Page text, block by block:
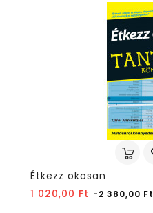
Étkezz okosan
1 020,00 Ft Normál
-2 380,00 Ft